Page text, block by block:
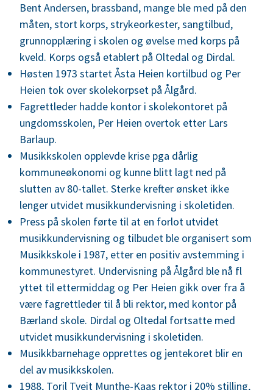
Bent Andersen, brassband, mange ble med på den
måten, stort korps, strykeorkester, sangtilbud,
grunnopplæring i skolen og øvelse med korps på
kveld. Korps også etablert på Oltedal og Dirdal.
Høsten 1973 startet Åsta Heien kortilbud og Per
Heien tok over skolekorpset på Ålgård.
Fagrettleder hadde kontor i skolekontoret på
ungdomsskolen, Per Heien overtok etter Lars
Barlaup.
Musikkskolen opplevde krise pga dårlig
kommuneøkonomi og kunne blitt lagt ned på
slutten av 80-tallet. Sterke krefter ønsket ikke
lenger utvidet musikkundervisning i skoletiden.
Press på skolen førte til at en forlot utvidet
musikkundervisning og tilbudet ble organisert som
Musikkskole i 1987, etter en positiv avstemming i
kommunestyret. Undervisning på Ålgård ble nå fl
yttet til ettermiddag og Per Heien gikk over fra å
være fagrettleder til å bli rektor, med kontor på
Bærland skole. Dirdal og Oltedal fortsatte med
utvidet musikkundervisning i skoletiden.
Musikkbarnehage opprettes og jentekoret blir en
del av musikkskolen.
1988, Toril Tveit Munthe-Kaas rektor i 20% stilling,